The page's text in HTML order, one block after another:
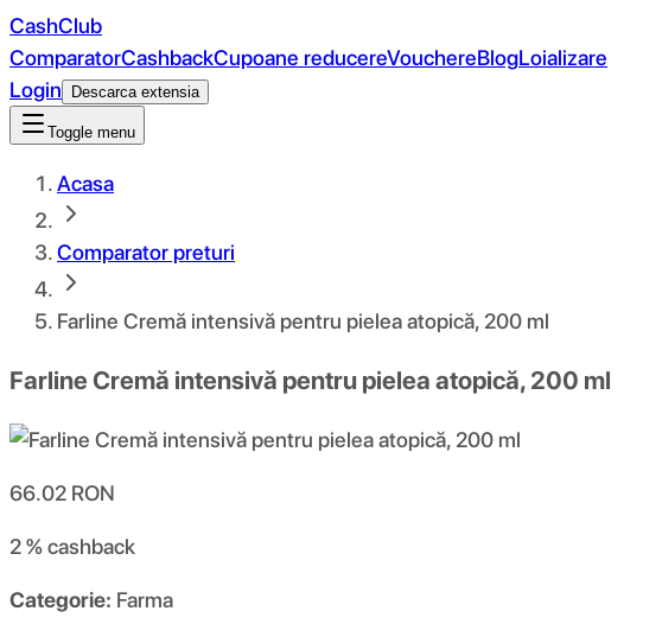
CashClub
ComparatorCashbackCupoane reducereVouchereBlogLoializare
Login
Descarca extensia
Toggle menu
Acasa
Comparator preturi
Farline Cremă intensivă pentru pielea atopică, 200 ml
Farline Cremă intensivă pentru pielea atopică, 200 ml
66.02 RON
2 %cashback
Categorie: Farma